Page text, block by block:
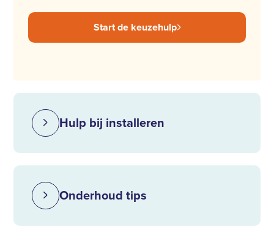
Start de keuzehulp
Hulp bij installeren
Onderhoud tips